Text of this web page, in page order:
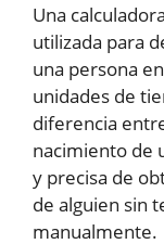
Una
utilizada para
una persona
unidades de
diferencia
nacimiento de
y precisa de
de alguien sin
manualmente.